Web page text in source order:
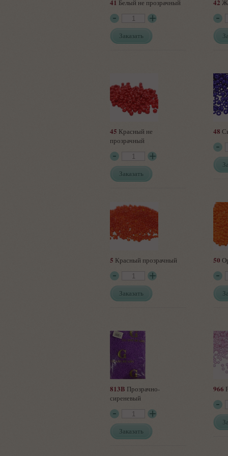
41 Белый не прозрачный
Заказать
42
45 Красный не
прозрачный
Заказать
48
5 Красный прозрачный
Заказать
50
813B Прозрачно-
сиреневый
Заказать
966